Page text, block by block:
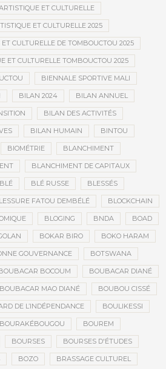
ET CULTURELLE
ET CULTURELLE 2025
CULTURELLE DE TOMBOUCTOU 2025
ET CULTURELLE TOMBOUCTOU 2025
BIENNALE SPORTIVE MALI
BILAN 2024 BILAN ANNUEL
BILAN DES ACTIVITÉS
BILAN HUMAIN BINTOU
BIOMÉTRIE BLANCHIMENT
BLANCHIMENT DE CAPITAUX
BLÉ BLÉ RUSSE BLESSÉS
FATOU DEMBÉLÉ BLOCKCHAIN
BLOGING BNDA BOAD
BOKAR BIRO BOKO HARAM
GOUVERNANCE BOTSWANA
BOCOUM BOUBACAR DIANÉ
BOUBACAR MAO DIANÉ BOUBOU CISSÉ
DE L’INDÉPENDANCE BOULIKESSI
BOURAKÉBOUGOU BOUREM
BOURSES BOURSES D'ÉTUDES
BOZO BRASSAGE CULTUREL